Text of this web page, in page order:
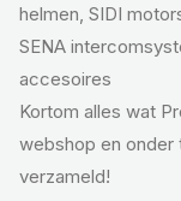
helmen, SIDI
SENA
accesoires
Kortom alles wat
webshop en onder
verzameld!